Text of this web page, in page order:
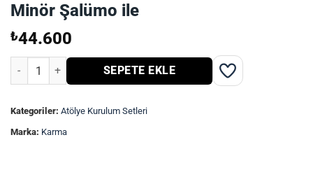
Minör Şalümo ile
₺44.600
Atölye Kurulum Kiti- Kanada-Nortel Minör Şalümo ile adet
SEPETE EKLE
Kategoriler: Atölye Kurulum Setleri
Marka: Karma